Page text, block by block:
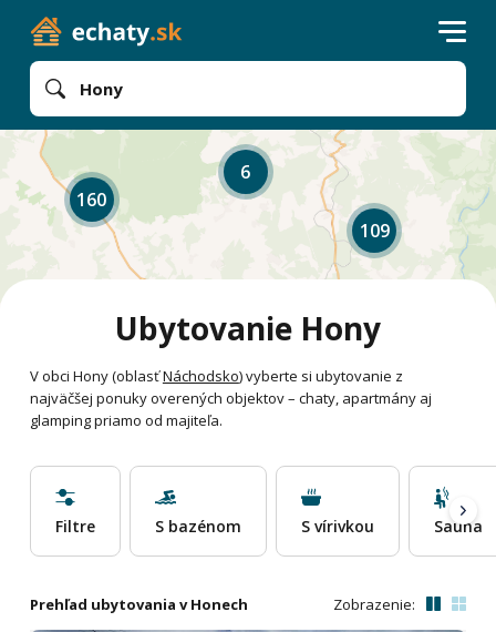
Hony
160
6
109
Ubytovanie Hony
V obci Hony (oblasťNáchodsko) vyberte si ubytovanie z
najväčšej ponuky overených objektov – chaty, apartmány aj
glamping priamo od majiteľa.
Filtre S bazénom S vírivkou Sauna
Prehľad ubytovania v Honech Zobrazenie: